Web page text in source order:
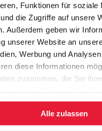
Funktionen für soziale
die Zugriffe auf unsere
Außerdem geben wir
unserer Website an
Werbung und
diese Informationen
zusammen, die Sie
haben.
Alle zulassen